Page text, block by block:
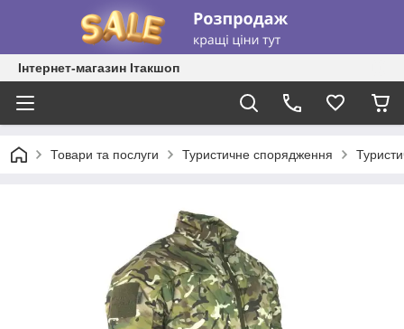
Інтернет-магазин Ітакшоп
Товари та послуги Туристичне спорядження